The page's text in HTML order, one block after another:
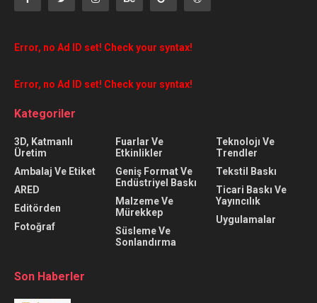
Error, no Ad ID set! Check your syntax!
Error, no Ad ID set! Check your syntax!
Kategoriler
3D, Katmanlı
Üretim
Ambalaj Ve Etiket
ARED
Editörden
Fotoğraf
Fuarlar Ve
Etkinlikler
Geniş Format Ve
Endüstriyel Baskı
Malzeme Ve
Mürekkep
Süsleme Ve
Sonlandırma
Teknolojı Ve
Trendler
Tekstil Baskı
Ticari Baskı Ve
Yayıncılık
Uygulamalar
Son Haberler